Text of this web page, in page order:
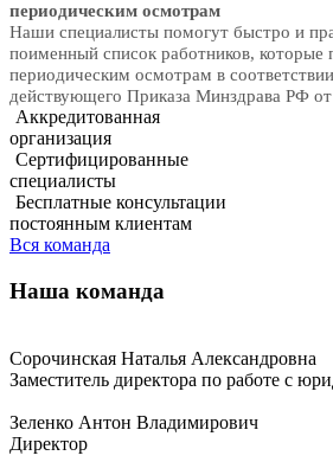
периодическим осмотрам
Наши специалисты помогут быстро и
поименный список работников, которые
периодическим осмотрам в
действующего Приказа Минздрава РФ
Аккредитованная
организация
Сертифицированные
специалисты
Бесплатные консультации
постоянным клиентам
Вся команда
Наша команда
Сорочинская Наталья Александровна
Заместитель директора по работе с
Зеленко Антон Владимирович
Директор